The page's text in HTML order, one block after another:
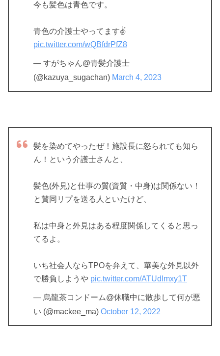
今も髪色は青色です。
青色の介護士やってます✌️
pic.twitter.com/wQBfdrPfZ8
— すがちゃん@青髪介護士
(@kazuya_sugachan) March 4, 2023
髪を染めてやったぜ！施設長に怒られても知ら
ん！という介護士さんと、
髪色(外見)と仕事の質(資質・中身)は関係ない！
と賛同リプを送る人といたけど、
私は中身と外見はある程度関係してくると思っ
てるよ。
いち社会人ならTPOを弁えて、華美な外見以外
で勝負しようや pic.twitter.com/ATUdImxy1T
— 烏龍茶コンドーム@休職中に散歩して何が悪
い (@mackee_ma) October 12, 2022